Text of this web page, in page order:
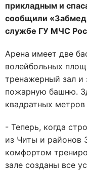
прикладным и
сообщили
службе ГУ МЧС
Арена имеет две
волейбольных
тренажерный зал и
пожарную башню.
квадратных
- Теперь, когда
из Читы и районов
комфортом
зале созданы все